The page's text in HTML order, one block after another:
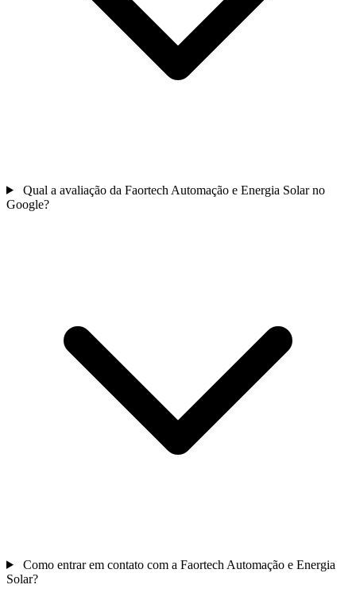
Qual a avaliação da Faortech Automação e Energia Solar no
Google?
Como entrar em contato com a Faortech Automação e Energia
Solar?